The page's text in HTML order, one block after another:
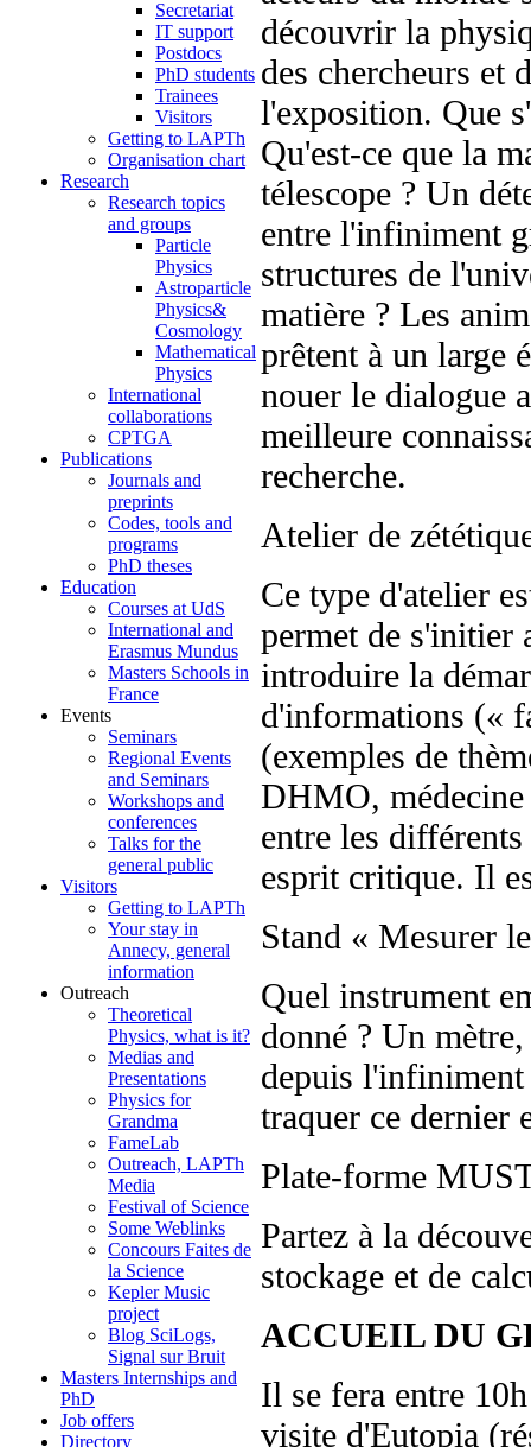
Secretariat
IT support
Postdocs
PhD students
Trainees
Visitors
Getting to LAPTh
Organisation chart
Research
Research topics
and groups
Particle
Physics
Astroparticle
Physics&
Cosmology
Mathematical
Physics
International
collaborations
CPTGA
Publications
Journals and
preprints
Codes, tools and
programs
PhD theses
Education
Courses at UdS
International and
Erasmus Mundus
Masters Schools in
France
Events
Seminars
Regional Events
and Seminars
Workshops and
conferences
Talks for the
general public
Visitors
Getting to LAPTh
Your stay in
Annecy, general
information
Outreach
Theoretical
Physics, what is it?
Medias and
Presentations
Physics for
Grandma
FameLab
Outreach, LAPTh
Media
Festival of Science
Some Weblinks
Concours Faites de
la Science
Kepler Music
project
Blog SciLogs,
Signal sur Bruit
Masters Internships and
PhD
Job offers
Directory
découvrir la
des chercheurs et
l'exposition. Que
Qu'est-ce que la
télescope ? Un
entre l'infiniment
structures de
matière ? Les
prêtent à un large
nouer le dialogue
meilleure
recherche.
Atelier de
Ce type d'atelier
permet de s'initier
introduire la
d'informations («
(exemples de
DHMO, médecine
entre les
esprit critique. Il
Stand « Mesurer
Quel instrument
donné ? Un
depuis
traquer ce dernier
Plate-forme
Partez à la
stockage et de
ACCUEIL DU
Il se fera entre
visite d'Eutopia